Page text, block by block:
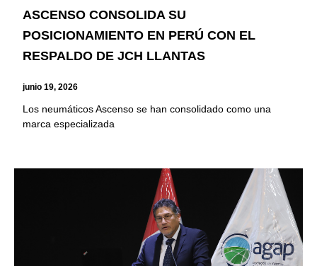
ASCENSO CONSOLIDA SU
POSICIONAMIENTO EN PERÚ CON EL
RESPALDO DE JCH LLANTAS
junio 19, 2026
Los neumáticos Ascenso se han consolidado como una
marca especializada